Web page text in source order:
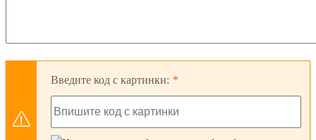
Введите код с картинки: